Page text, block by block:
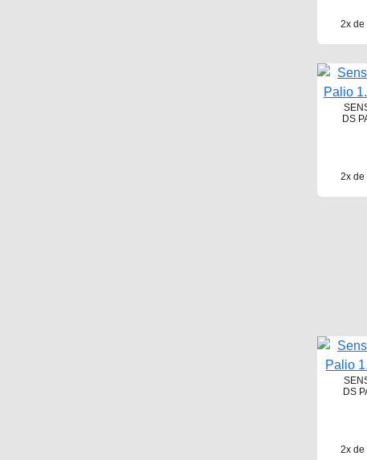
2x de
DS
2x de
DS
2x de